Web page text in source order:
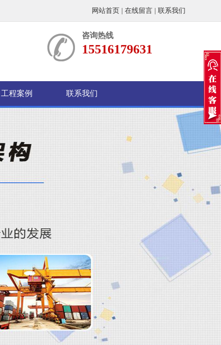
网站首页 在线留言 联系我们
咨询热线
15516179631
工程案例 联系我们